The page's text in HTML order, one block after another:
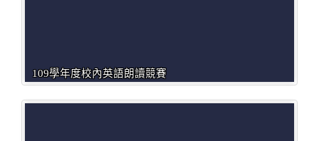
109學年度校內英語朗讀競賽